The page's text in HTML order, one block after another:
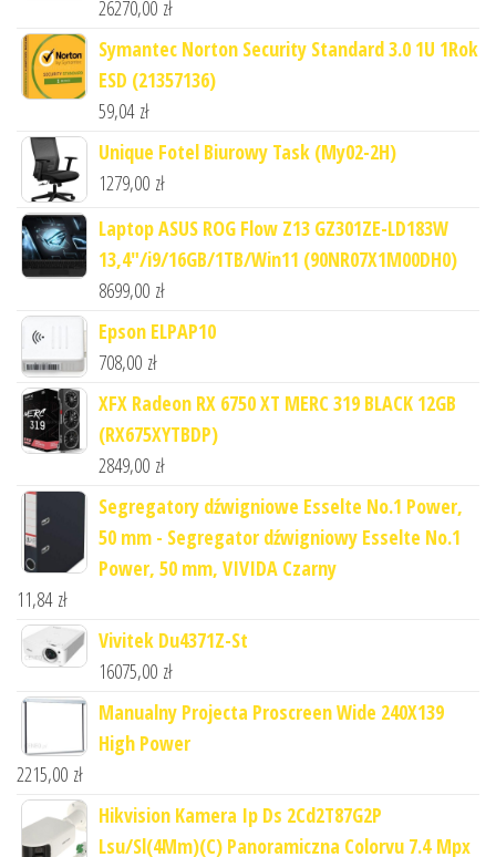
26270,00 zł
Symantec Norton Security Standard 3.0 1U 1Rok
ESD (21357136)
59,04 zł
Unique Fotel Biurowy Task (My02-2H)
1279,00 zł
Laptop ASUS ROG Flow Z13 GZ301ZE-LD183W
13,4"/i9/16GB/1TB/Win11 (90NR07X1M00DH0)
8699,00 zł
Epson ELPAP10
708,00 zł
XFX Radeon RX 6750 XT MERC 319 BLACK 12GB
(RX675XYTBDP)
2849,00 zł
Segregatory dźwigniowe Esselte No.1 Power,
50 mm - Segregator dźwigniowy Esselte No.1
Power, 50 mm, VIVIDA Czarny
11,84 zł
Vivitek Du4371Z-St
16075,00 zł
Manualny Projecta Proscreen Wide 240X139
High Power
2215,00 zł
Hikvision Kamera Ip Ds 2Cd2T87G2P
Lsu/Sl(4Mm)(C) Panoramiczna Colorvu 7.4 Mpx